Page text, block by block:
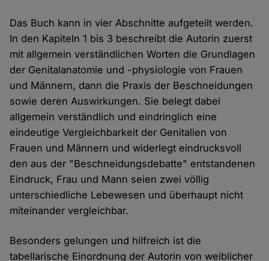
Das Buch kann in vier Abschnitte aufgeteilt werden.
In den Kapiteln 1 bis 3 beschreibt die Autorin zuerst
mit allgemein verständlichen Worten die Grundlagen
der Genitalanatomie und -physiologie von Frauen
und Männern, dann die Praxis der Beschneidungen
sowie deren Auswirkungen. Sie belegt dabei
allgemein verständlich und eindringlich eine
eindeutige Vergleichbarkeit der Genitalien von
Frauen und Männern und widerlegt eindrucksvoll
den aus der "Beschneidungsdebatte" entstandenen
Eindruck, Frau und Mann seien zwei völlig
unterschiedliche Lebewesen und überhaupt nicht
miteinander vergleichbar.
Besonders gelungen und hilfreich ist die
tabellarische Einordnung der Autorin von weiblicher